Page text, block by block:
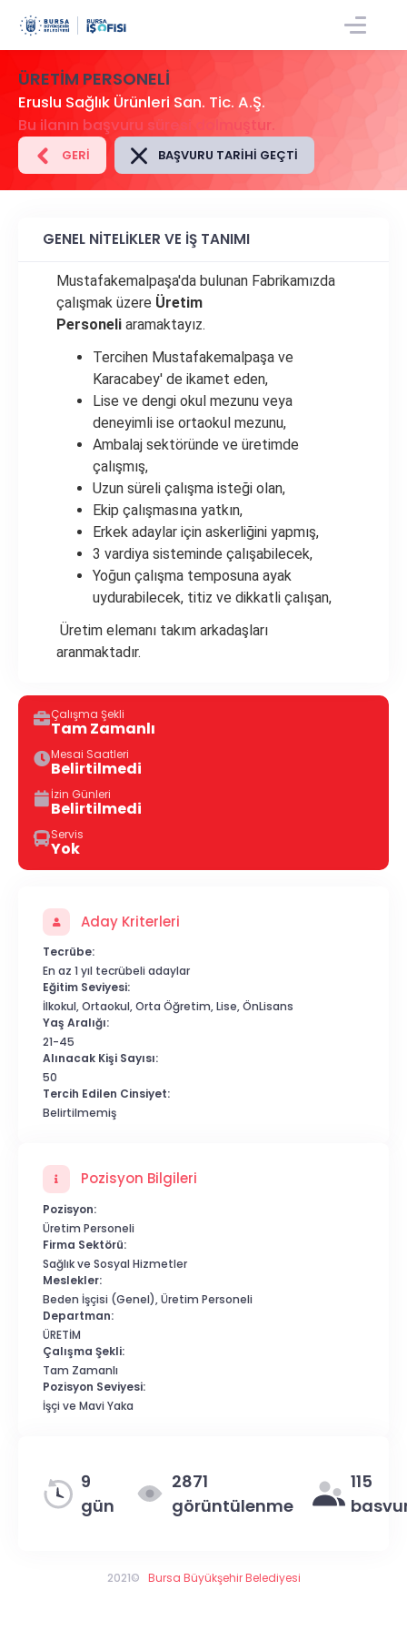
GIRIŞ/KAYIT
ÜRETİM PERSONELİ
Eruslu Sağlık Ürünleri San. Tic. A.Ş.
Bu ilanın başvuru süresi dolmuştur.
GERI BAŞVURU TARIHI GEÇTI
GENEL NİTELİKLER VE İŞ TANIMI
Mustafakemalpaşa'da bulunan Fabrikamızda
çalışmak üzere Üretim
Personeli aramaktayız.
Tercihen Mustafakemalpaşa ve
Karacabey' de ikamet eden,
Lise ve dengi okul mezunu veya
deneyimli ise ortaokul mezunu,
Ambalaj sektöründe ve üretimde
çalışmış,
Uzun süreli çalışma isteği olan,
Ekip çalışmasına yatkın,
Erkek adaylar için askerliğini yapmış,
3 vardiya sisteminde çalışabilecek,
Yoğun çalışma temposuna ayak
uydurabilecek, titiz ve dikkatli çalışan,
Üretim elemanı takım arkadaşları
aranmaktadır.
Çalışma Şekli
Tam Zamanlı
Mesai Saatleri
Belirtilmedi
İzin Günleri
Belirtilmedi
Servis
Yok
Aday Kriterleri
Tecrübe:
En az 1 yıl tecrübeli adaylar
Eğitim Seviyesi:
İlkokul, Ortaokul, Orta Öğretim, Lise, ÖnLisans
Yaş Aralığı:
21-45
Alınacak Kişi Sayısı:
50
Tercih Edilen Cinsiyet:
Belirtilmemiş
Pozisyon Bilgileri
Pozisyon:
Üretim Personeli
Firma Sektörü:
Sağlık ve Sosyal Hizmetler
Meslekler:
Beden İşçisi (Genel), Üretim Personeli
Departman:
ÜRETİM
Çalışma Şekli:
Tam Zamanlı
Pozisyon Seviyesi:
İşçi ve Mavi Yaka
9
gün
2871
görüntülenme
115
2021© Bursa Büyükşehir Belediyesi